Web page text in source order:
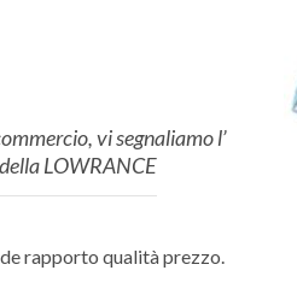
vi segnaliamo l’
LOWRANCE
rapporto qualità prezzo.